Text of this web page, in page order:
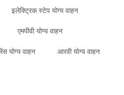
इलेक्ट्रिक स्टेप योग्य वाहन
एमपीवी योग्य वाहन
योग्य वाहन आरवी योग्य वाहन